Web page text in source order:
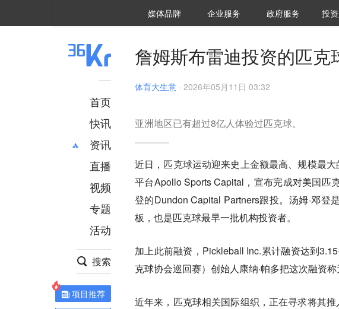
媒体品牌 36Kr研究院
企业服务 城市之窗
政府服务 VClub
投资机
投
首页
快讯
资讯
推荐
财经
项目推荐
安徽
直播
视频
专题
活动
搜索
项目推荐
詹姆斯布雷迪投资的匹
体育大生意 · 2026年05月11日 03:32
亚洲地区已有超过8亿人体验过匹克球。
近日，匹克球运动迎来史上金额最高、规模最
平台Apollo Sports Capital，宣布完成对美国匹
登的Dundon Capital Partners跟投。汤姆·邓
板，也是匹克球最早一批机构投资者。
加上此前融资，Pickleball Inc.累计融资达到
克球协会巡回赛）创始人康纳·帕多把这次融资称
近年来，匹克球相关国际组织，正在寻求将其